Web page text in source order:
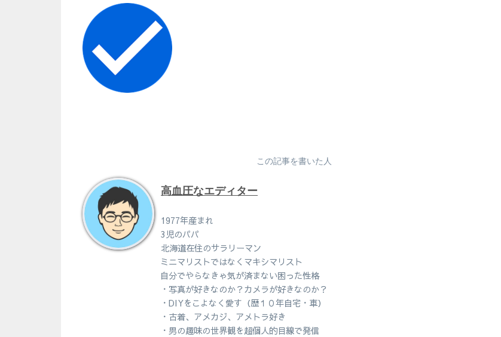
この記事を書いた人
高血圧なエディター
1977年産まれ
3児のパパ
北海道在住のサラリーマン
ミニマリストではなくマキシマリスト
自分でやらなきゃ気が済まない困った性格
・写真が好きなのか？カメラが好きなのか？
・DIYをこよなく愛す（歴１０年自宅・車）
・古着、アメカジ、アメトラ好き
・男の趣味の世界観を超個人的目線で発信